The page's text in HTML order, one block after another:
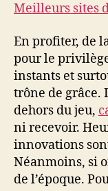
Meilleurs sites
En profiter, de
pour le
instants et
trône de
dehors du jeu,
ni recevoir.
innovations
Néanmoins, si
de l’époque.